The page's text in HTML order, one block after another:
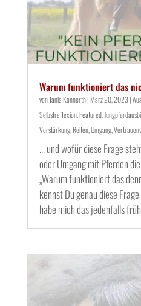
Warum funktioniert das
vonTania Konnerth|März 20, 2023 |
Selbstreflexion,Featured,
Verstärkung,Reiten,Umgang,
... und wofür diese Frage
oder Umgang mit Pferden
„Warum funktioniert das
kennst Du genau diese
habe mich das jedenfalls